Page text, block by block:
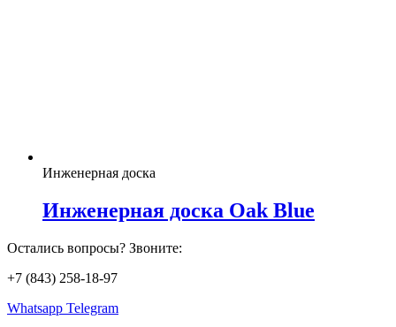
Инженерная доска
Инженерная доска Oak Blue
Остались вопросы? Звоните:
+7 (843) 258-18-97
Whatsapp Telegram